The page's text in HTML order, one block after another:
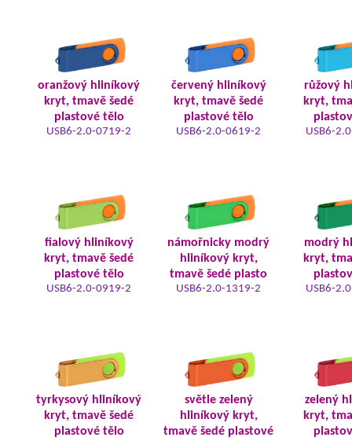
oranžový hliníkový
kryt, tmavě šedé
plastové tělo
USB6-2.0-0719-2
červený hliníkový
kryt, tmavě šedé
plastové tělo
USB6-2.0-0619-2
růžový
kryt,
USB6-
fialový hliníkový
kryt, tmavě šedé
plastové tělo
USB6-2.0-0919-2
námořnicky modrý
hliníkový kryt,
tmavě šedé plasto
USB6-2.0-1319-2
modrý
kryt,
USB6-
tyrkysový hliníkový
kryt, tmavě šedé
plastové tělo
světle zelený
hliníkový kryt,
tmavě šedé plastové
zelený
kryt,